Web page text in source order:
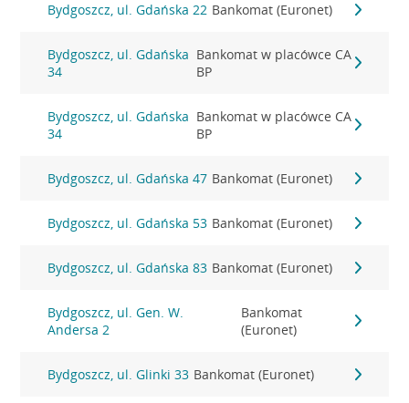
Bydgoszcz, ul. Gdańska 22 Bankomat (Euronet)
Bydgoszcz, ul. Gdańska
34
Bankomat w placówce CA
BP
Bydgoszcz, ul. Gdańska
34
Bankomat w placówce CA
BP
Bydgoszcz, ul. Gdańska 47 Bankomat (Euronet)
Bydgoszcz, ul. Gdańska 53 Bankomat (Euronet)
Bydgoszcz, ul. Gdańska 83 Bankomat (Euronet)
Bydgoszcz, ul. Gen. W.
Andersa 2
Bankomat
(Euronet)
Bydgoszcz, ul. Glinki 33 Bankomat (Euronet)